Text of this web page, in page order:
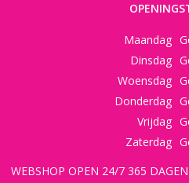
Maandag
Dinsdag
Woensdag
Donderdag
Vrijdag
Zaterdag
WEBSHOP OPEN 24/7 365